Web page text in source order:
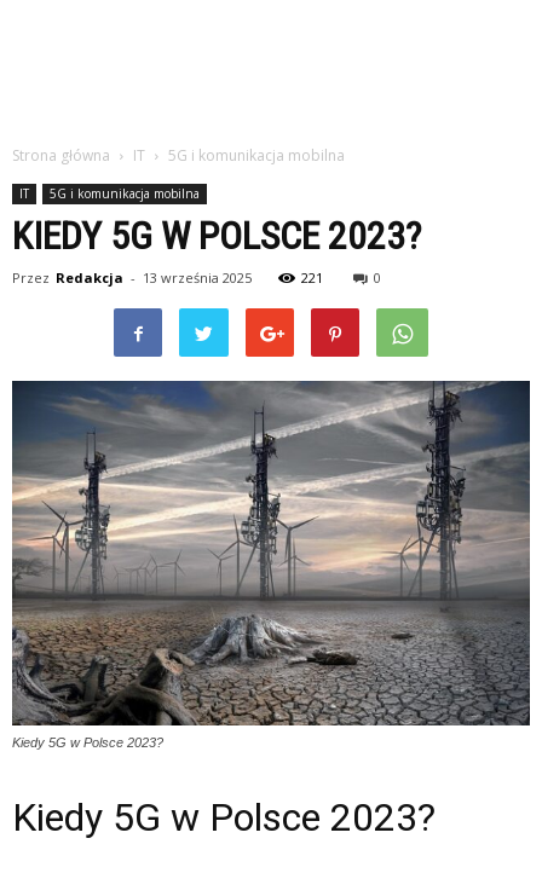
Strona główna IT 5G i komunikacja mobilna
IT 5G i komunikacja mobilna
KIEDY 5G W POLSCE 2023?
Przez Redakcja - 13 września 2025 221 0
Kiedy 5G w Polsce 2023?
Kiedy 5G w Polsce 2023?